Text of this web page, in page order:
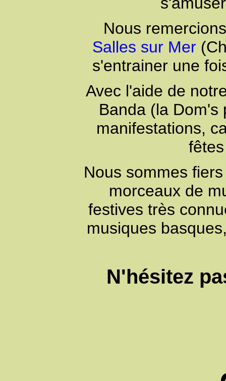
Nous
Salles sur Mer
s'entrainer une
Avec l'aide de
Banda (la Dom's
manifestations,
Nous sommes
morceaux de
festives très
musiques
N'hésitez